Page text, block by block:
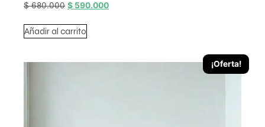
$680.000 $ 590.000
Añadir al carrito
¡Oferta!